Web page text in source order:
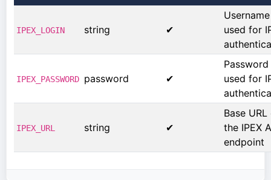
IPEX_LOGIN string ✔
Username
used for
IPEX_PASSWORD password ✔
Password
used for
IPEX_URL string ✔
Base
the IPEX
endpoint